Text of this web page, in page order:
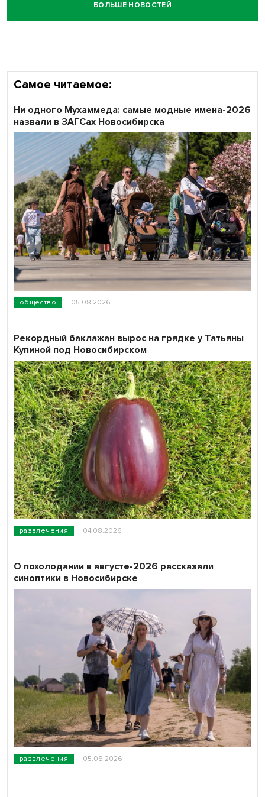
Честный выбор: видеонаблюдение обеспечит
объективность результатов ЕДГ в Новосибирской
БОЛЬШЕ НОВОСТЕЙ
Самое читаемое:
общество 05.08.2026
Ни одного Мухаммеда: самые модные имена-2026
назвали в ЗАГСах Новосибирска
развлечения 04.08.2026
Рекордный баклажан вырос на грядке у Татьяны
Купиной под Новосибирском
развлечения 05.08.2026
О похолодании в августе-2026 рассказали
синоптики в Новосибирске